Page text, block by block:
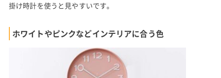
掛け時計を使うと見やすいです。
ホワイトやピンクなどインテリアに合う色